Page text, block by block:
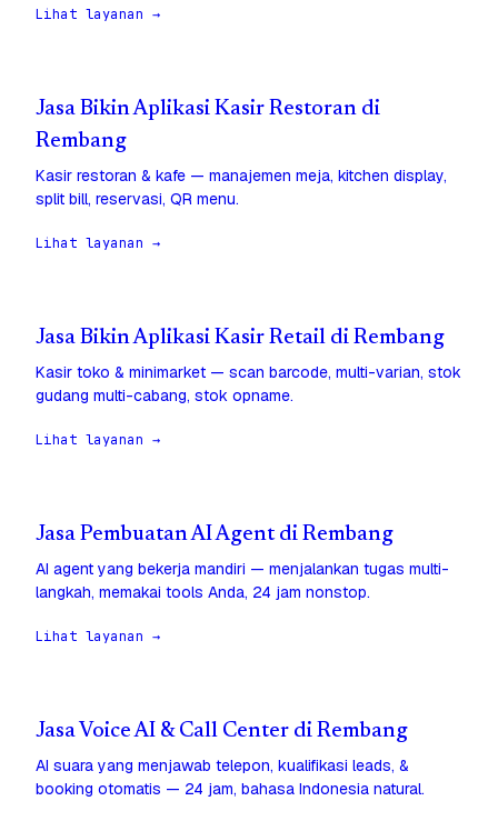
Lihat layanan →
Jasa Bikin Aplikasi Kasir Restoran di
Rembang
Kasir restoran & kafe — manajemen meja, kitchen display,
split bill, reservasi, QR menu.
Lihat layanan →
Jasa Bikin Aplikasi Kasir Retail di Rembang
Kasir toko & minimarket — scan barcode, multi-varian, stok
gudang multi-cabang, stok opname.
Lihat layanan →
Jasa Pembuatan AI Agent di Rembang
AI agent yang bekerja mandiri — menjalankan tugas multi-
langkah, memakai tools Anda, 24 jam nonstop.
Lihat layanan →
Jasa Voice AI & Call Center di Rembang
AI suara yang menjawab telepon, kualifikasi leads, &
booking otomatis — 24 jam, bahasa Indonesia natural.